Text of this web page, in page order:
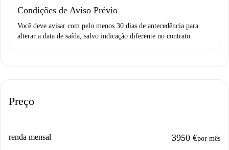
Condições de Aviso Prévio
Você deve avisar com pelo menos 30 dias de antecedência para
alterar a data de saída, salvo indicação diferente no contrato.
Preço
renda mensal 3950 €por mês